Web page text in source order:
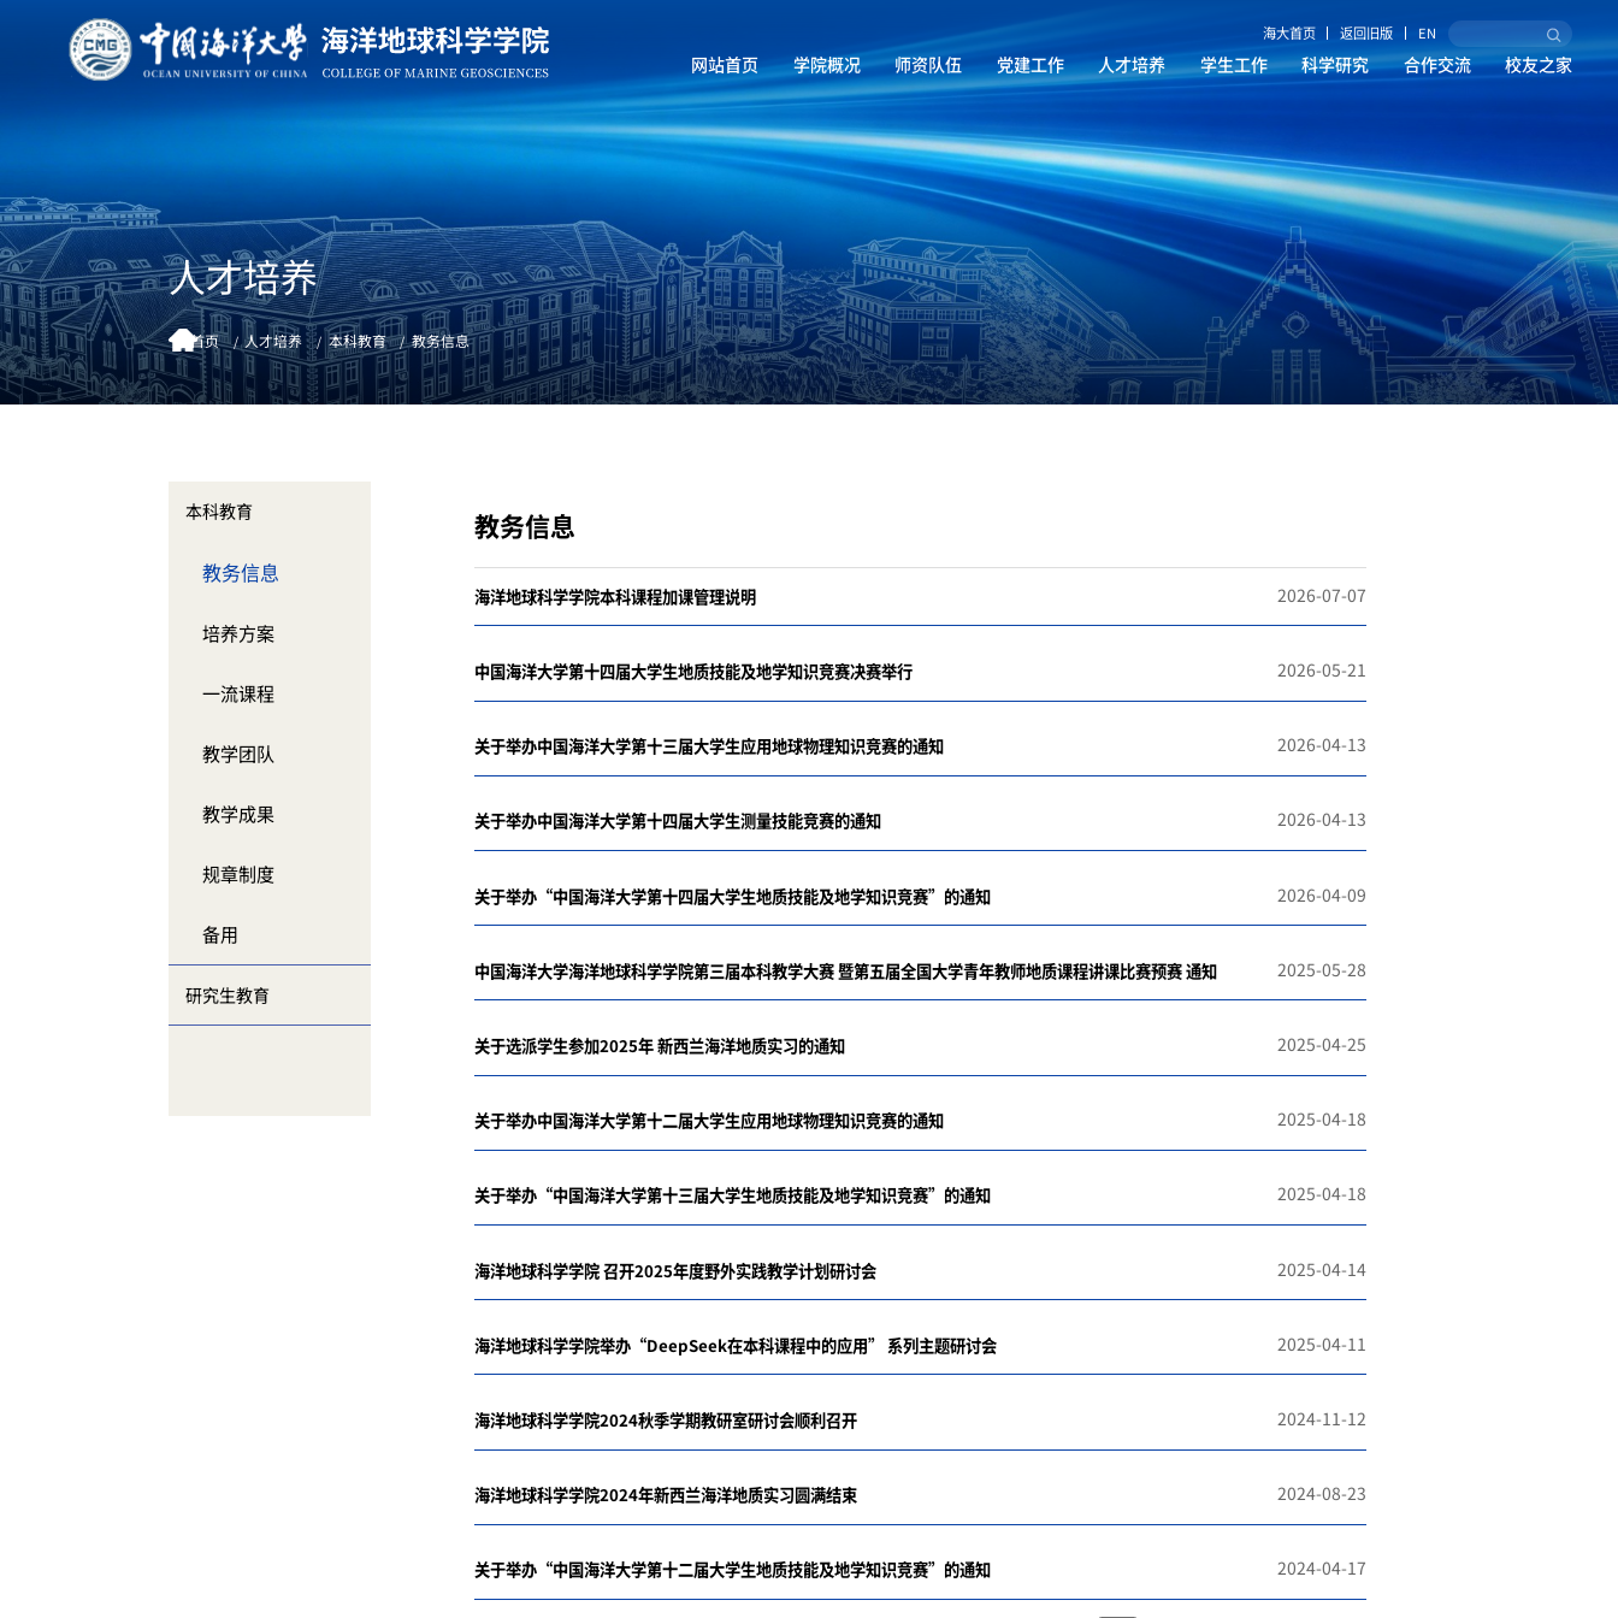
海大首页 返回旧版 EN
网站首页 学院概况 师资队伍 党建工作 人才培养 学生工作 科学研究 合作交流 校友之家
人才培养
首页 人才培养 本科教育 教务信息
本科教育
教务信息
培养方案
一流课程
教学团队
教学成果
规章制度
备用
研究生教育
教务信息
海洋地球科学学院本科课程加课管理说明 2026-07-07
中国海洋大学第十四届大学生地质技能及地学知识竞赛决赛举行 2026-05-21
关于举办中国海洋大学第十三届大学生应用地球物理知识竞赛的通知 2026-04-13
关于举办中国海洋大学第十四届大学生测量技能竞赛的通知 2026-04-13
关于举办“中国海洋大学第十四届大学生地质技能及地学知识竞赛”的通知 2026-04-09
中国海洋大学海洋地球科学学院第三届本科教学大赛 暨第五届全国大学青年教师地质课程讲课比赛预赛 通知 2025-05-28
关于选派学生参加2025年 新西兰海洋地质实习的通知 2025-04-25
关于举办中国海洋大学第十二届大学生应用地球物理知识竞赛的通知 2025-04-18
关于举办“中国海洋大学第十三届大学生地质技能及地学知识竞赛”的通知 2025-04-18
海洋地球科学学院 召开2025年度野外实践教学计划研讨会 2025-04-14
海洋地球科学学院举办“DeepSeek在本科课程中的应用” 系列主题研讨会 2025-04-11
海洋地球科学学院2024秋季学期教研室研讨会顺利召开 2024-11-12
海洋地球科学学院2024年新西兰海洋地质实习圆满结束 2024-08-23
关于举办“中国海洋大学第十二届大学生地质技能及地学知识竞赛”的通知 2024-04-17